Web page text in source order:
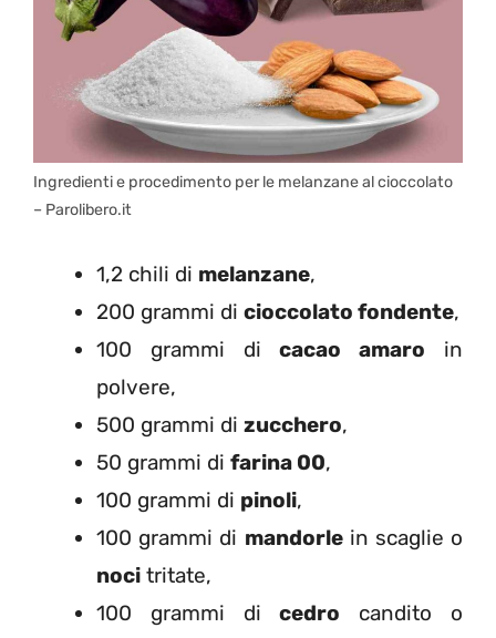
Ingredienti e procedimento per le melanzane al cioccolato
– Parolibero.it
1,2 chili di melanzane,
200 grammi di cioccolato fondente,
100 grammi dicacao amaro in
polvere,
500 grammi di zucchero,
50 grammi di farina 00,
100 grammi di pinoli,
100 grammi di mandorlein scaglie o
noci tritate,
100 grammi dicedro candito o